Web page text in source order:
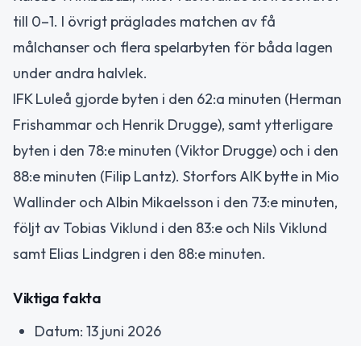
till 0–1. I övrigt präglades matchen av få
målchanser och flera spelarbyten för båda lagen
under andra halvlek.
IFK Luleå gjorde byten i den 62:a minuten (Herman
Frishammar och Henrik Drugge), samt ytterligare
byten i den 78:e minuten (Viktor Drugge) och i den
88:e minuten (Filip Lantz). Storfors AIK bytte in Mio
Wallinder och Albin Mikaelsson i den 73:e minuten,
följt av Tobias Viklund i den 83:e och Nils Viklund
samt Elias Lindgren i den 88:e minuten.
Viktiga fakta
Datum: 13 juni 2026